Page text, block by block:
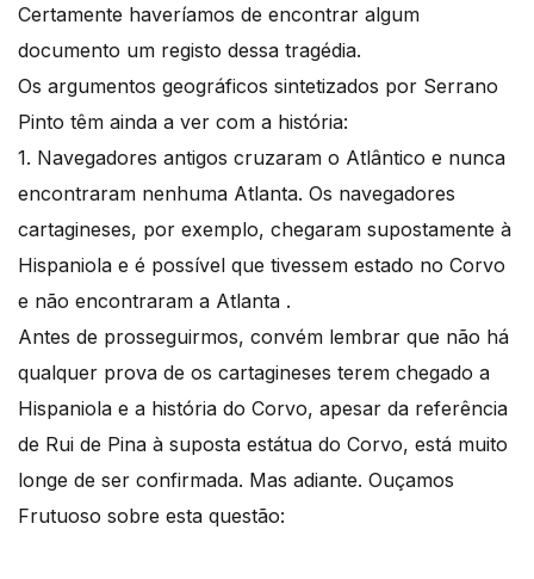
Certamente haveríamos de encontrar algum
documento um registo dessa tragédia.
Os argumentos geográficos sintetizados por Serrano
Pinto têm ainda a ver com a história:
1. Navegadores antigos cruzaram o Atlântico e nunca
encontraram nenhuma Atlanta. Os navegadores
cartagineses, por exemplo, chegaram supostamente à
Hispaniola e é possível que tivessem estado no Corvo
e não encontraram a Atlanta .
Antes de prosseguirmos, convém lembrar que não há
qualquer prova de os cartagineses terem chegado a
Hispaniola e a história do Corvo, apesar da referência
de Rui de Pina à suposta estátua do Corvo, está muito
longe de ser confirmada. Mas adiante. Ouçamos
Frutuoso sobre esta questão: